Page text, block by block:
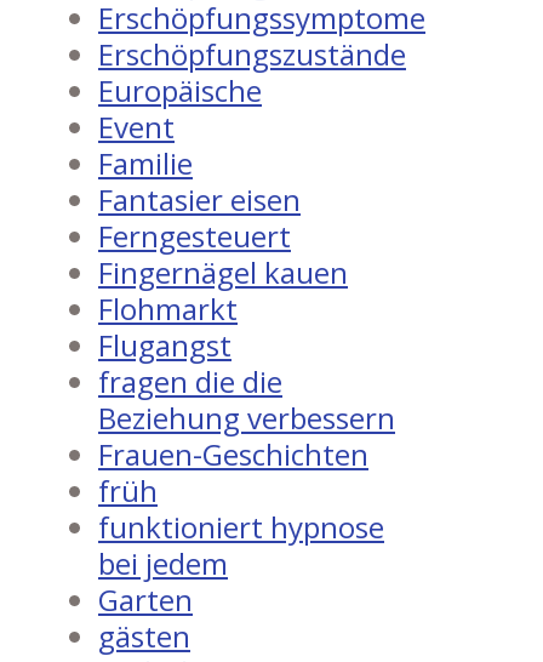
Erschöpfungssymptome
Erschöpfungszustände
Europäische
Event
Familie
Fantasier eisen
Ferngesteuert
Fingernägel kauen
Flohmarkt
Flugangst
fragen die die
Beziehung verbessern
Frauen-Geschichten
früh
funktioniert hypnose
bei jedem
Garten
gästen